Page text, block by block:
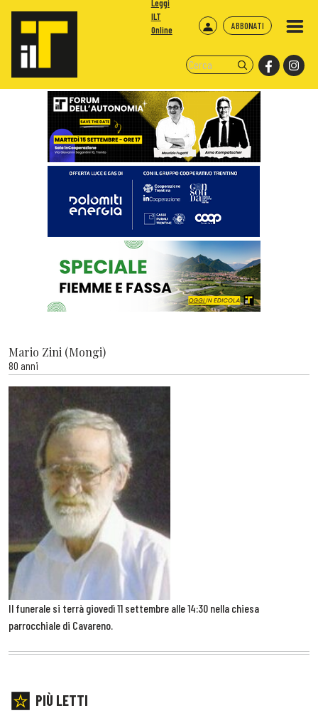
ABBONATI
Leggi
ILT
Online
Mario Zini (Mongi)
80 anni
Il funerale si terrà giovedì 11 settembre alle 14:30 nella chiesa
parrocchiale di Cavareno.
PIÙ LETTI